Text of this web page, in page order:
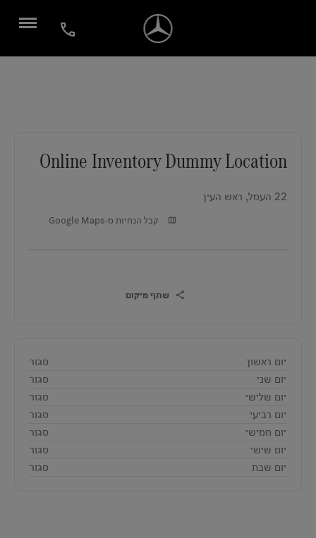
Online Inventory Dummy Location
22 העמל , ראש העין
קבל הנחיות מ-Google Maps
שתף מיקום
יום ראשון
סגור
יום שני
סגור
יום שלישי
סגור
יום רביעי
סגור
יום חמישי
סגור
יום שישי
סגור
יום שבת
סגור